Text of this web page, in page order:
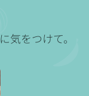
気をつけて。